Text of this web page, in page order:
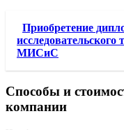
Приобретение
исследовательского
МИСиС
Способы и
компании